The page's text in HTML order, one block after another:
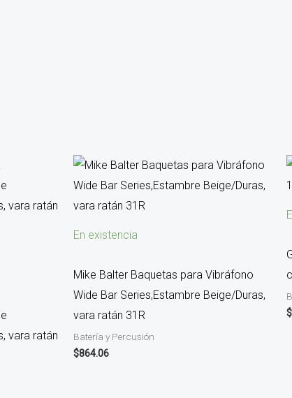
vara ratán
En existencia
Mike Balter Baquetas para Vibráfono
Wide Bar Series,Estambre Beige/Duras,
vara ratán 31R
Batería y Percusión
$864.06
$